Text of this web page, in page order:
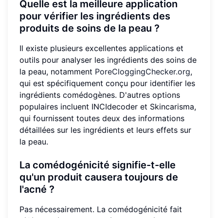
Quelle est la meilleure application
pour vérifier les ingrédients des
produits de soins de la peau ?
Il existe plusieurs excellentes applications et
outils pour analyser les ingrédients des soins de
la peau, notamment PoreCloggingChecker.org,
qui est spécifiquement conçu pour identifier les
ingrédients comédogènes. D'autres options
populaires incluent INCIdecoder et Skincarisma,
qui fournissent toutes deux des informations
détaillées sur les ingrédients et leurs effets sur
la peau.
La comédogénicité signifie-t-elle
qu'un produit causera toujours de
l'acné ?
Pas nécessairement. La comédogénicité fait